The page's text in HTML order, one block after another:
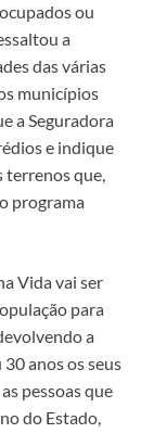
ou
a
das várias
municípios
a Seguradora
e indique
terrenos que,
programa
Vida vai ser
para
a
anos os seus
pessoas que
do Estado,